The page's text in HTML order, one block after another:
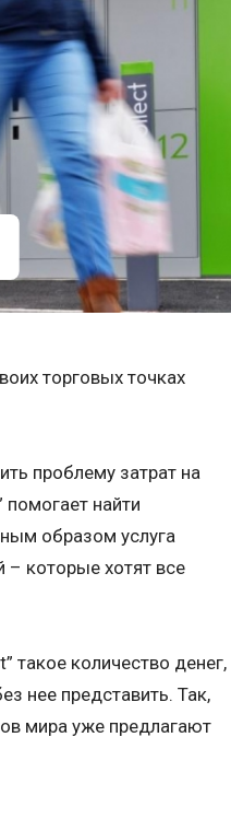
торговых точках
проблему затрат на
найти
образом услуга
– которые хотят все
такое количество денег,
нее представить. Так,
мира уже предлагают